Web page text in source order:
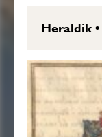
Heraldik•